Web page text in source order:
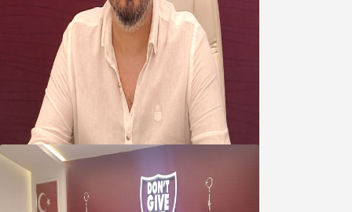
Oğuzbeyi’nden Balıkesirspor
yönetimine cevap : Herkes kendine
yakışanı yapar, buluttan nem
kapmayın!
07 Ağustos 2026